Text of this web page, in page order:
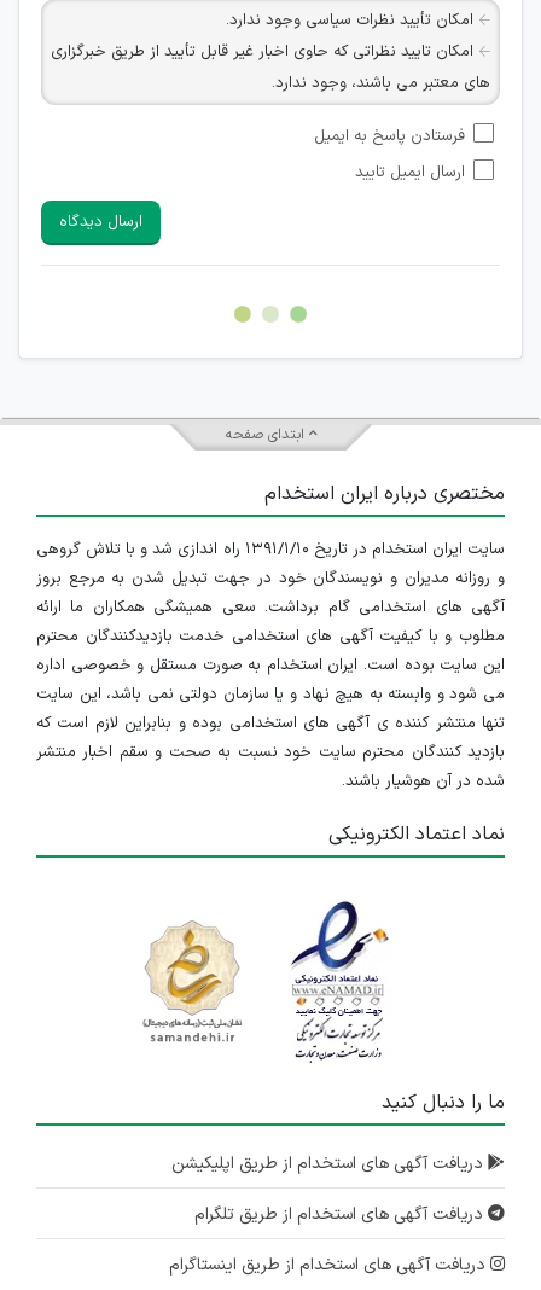
امکان تأیید نظرات سیاسی وجود ندارد.
امکان تایید نظراتی که حاوی اخبار غیر قابل تأیید از طریق خبرگزاری
های معتبر می باشند، وجود ندارد.
شبکه های مجازی ارتباطی می باشند وجود ندارد.
امکان تأیید نظرات کاربرانی که به هر طریقی قصد مأیوس کردن
هرگونه تحریک، تحقیر و کنایه به سایر افراد (مسئول و غیر مسئول)
غیر مجاز می باشد.
امکان هماهنگی برای هرگونه ملاقات حضوری چه به صورت دسته
فرستادن پاسخ به ایمیل
ارسال ایمیل تایید
ارسال دیدگاه
ابتدای صفحه
مختصری درباره ایران استخدام
سایت ایران استخدام در تاریخ ۱۳۹۱/۱/۱۰ راه اندازی شد و با تلاش گروهی
و روزانه مدیران و نویسندگان خود در جهت تبدیل شدن به مرجع بروز
آگهی های استخدامی گام برداشت. سعی همیشگی همکاران ما ارائه
مطلوب و با کیفیت آگهی های استخدامی خدمت بازدیدکنندگان محترم
این سایت بوده است. ایران استخدام به صورت مستقل و خصوصی اداره
می شود و وابسته به هیچ نهاد و یا سازمان دولتی نمی باشد، این سایت
تنها منتشر کننده ی آگهی های استخدامی بوده و بنابراین لازم است که
بازدید کنندگان محترم سایت خود نسبت به صحت و سقم اخبار منتشر
شده در آن هوشیار باشند.
نماد اعتماد الکترونیکی
ما را دنبال کنید
دریافت آگهی های استخدام از طریق اپلیکیشن
دریافت آگهی های استخدام از طریق تلگرام
دریافت آگهی های استخدام از طریق اینستاگرام